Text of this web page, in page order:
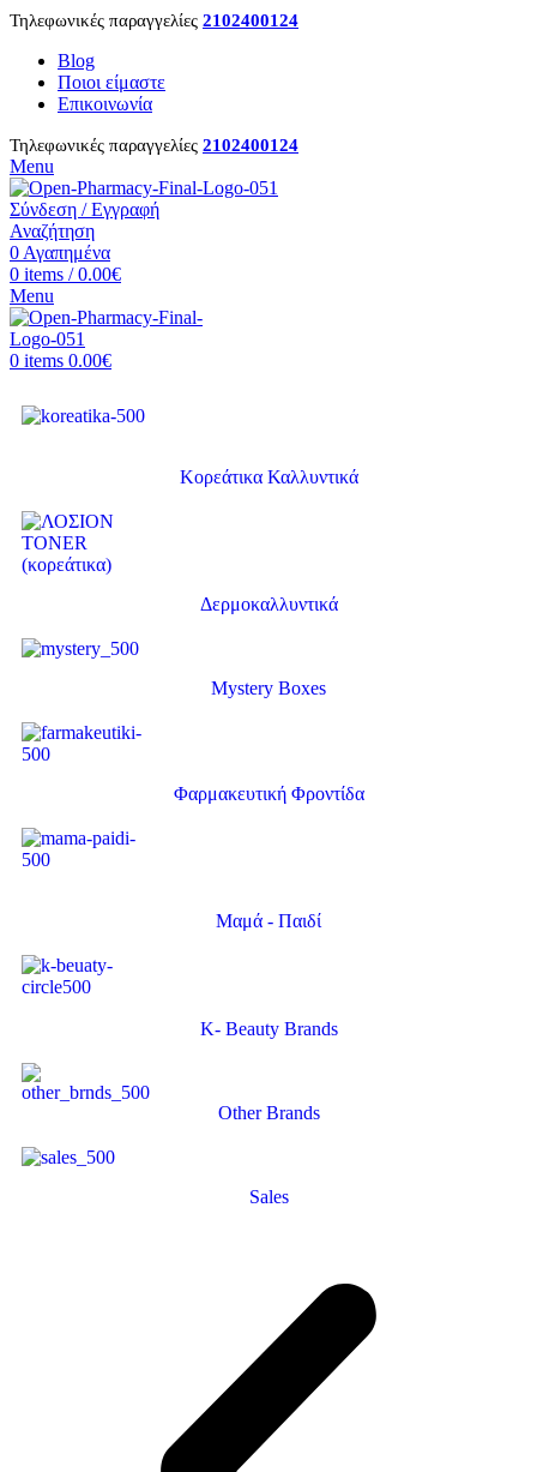
Τηλεφωνικές παραγγελίες 2102400124
Blog
Ποιοι είμαστε
Επικοινωνία
Τηλεφωνικές παραγγελίες 2102400124
Menu
Σύνδεση / Εγγραφή
Αναζήτηση
0 Αγαπημένα
0 items / 0.00€
Menu
0 items 0.00€
Κορεάτικα Καλλυντικά
Δερμοκαλλυντικά
Mystery Boxes
Φαρμακευτική Φροντίδα
Μαμά - Παιδί
K- Beauty Brands
Other Brands
Sales